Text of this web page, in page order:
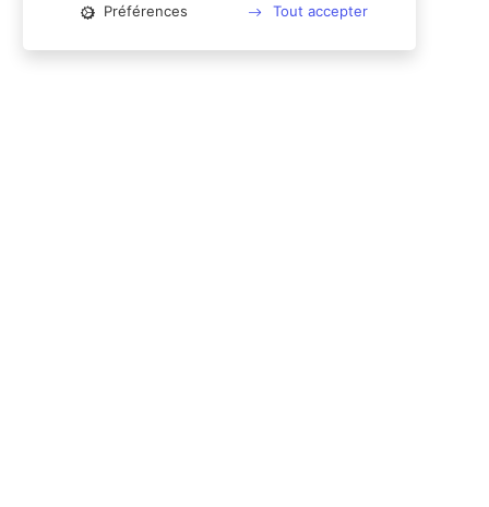
Préférences Tout accepter